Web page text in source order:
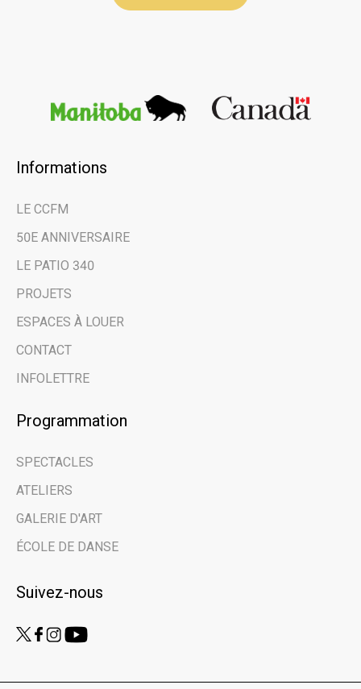
Informations
LE CCFM
50E ANNIVERSAIRE
LE PATIO 340
PROJETS
ESPACES À LOUER
CONTACT
INFOLETTRE
Programmation
SPECTACLES
ATELIERS
GALERIE D'ART
ÉCOLE DE DANSE
Suivez-nous
Restez au courant
des dernières
nouvelles et des
évènements à venir
grâce à notre
infolettre.
Email address
Nom de famille | Last Name
Nom de votre organisme | Name of your
organization
Vous êtes ici en tant que… | You are here